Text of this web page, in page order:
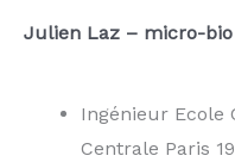
Julien Laz – micro-bio
Ingénieur Ecole
Centrale Paris